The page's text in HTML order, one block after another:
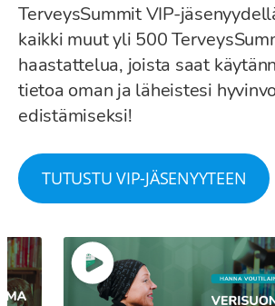
TerveysSummit VIP-
kaikki muut yli 500
haastattelua, joista saat
tietoa oman ja läheistesi
edistämiseksi!
TUTUSTU VIP-JÄSENYYTEEN